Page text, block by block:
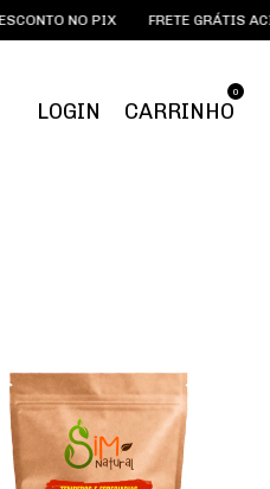
PIX FRETE GRÁTIS ACIMA DE R$
LOGIN CARRINHO
0